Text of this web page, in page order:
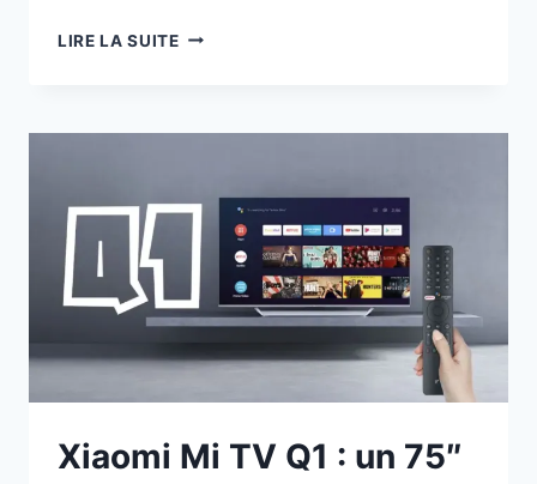
LIRE LA SUITEPROMO
À
HDMI
2.1
ET
120
HZ,
SAISIR
Xiaomi Mi TV Q1 : un 75″